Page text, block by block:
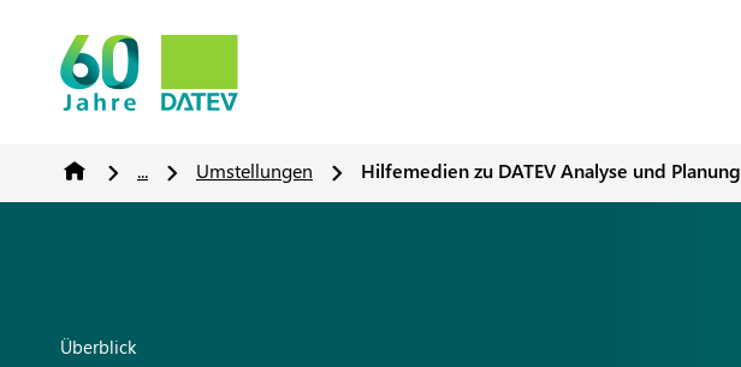
... Umstellungen Hilfemedien zu DATEV Analyse und Planung
Überblick